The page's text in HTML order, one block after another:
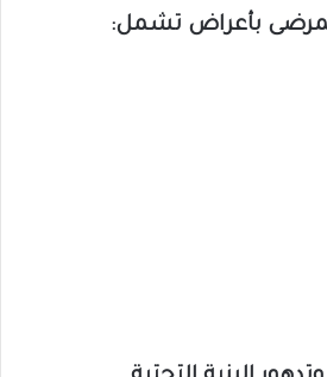
المرضى بأعراض تشمل: